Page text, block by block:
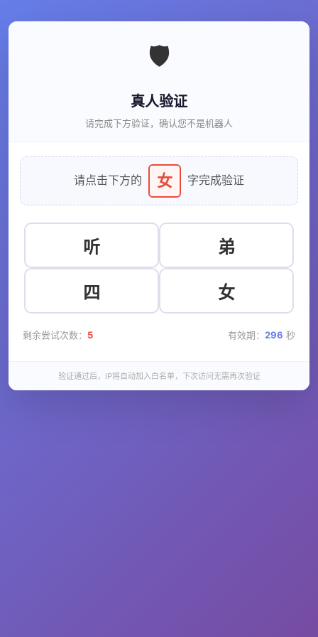
🛡️
真人验证
请完成下方验证，确认您不是机器人
请点击下方的 女 字完成验证
听 弟
四 女
剩余尝试次数： 5 有效期： 296 秒
验证通过后，IP将自动加入白名单，下次访问无需再次验证